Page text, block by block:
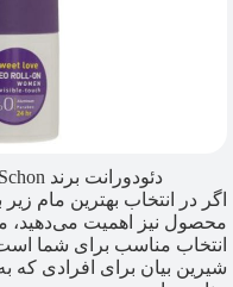
دئودورانت برند Schon زنانه مدل سوییت لاو
اگر در انتخاب بهترین مام
محصول نیز اهمیت می‌دهید،
انتخاب مناسب برای شما
شیرین بیان برای افرادی که